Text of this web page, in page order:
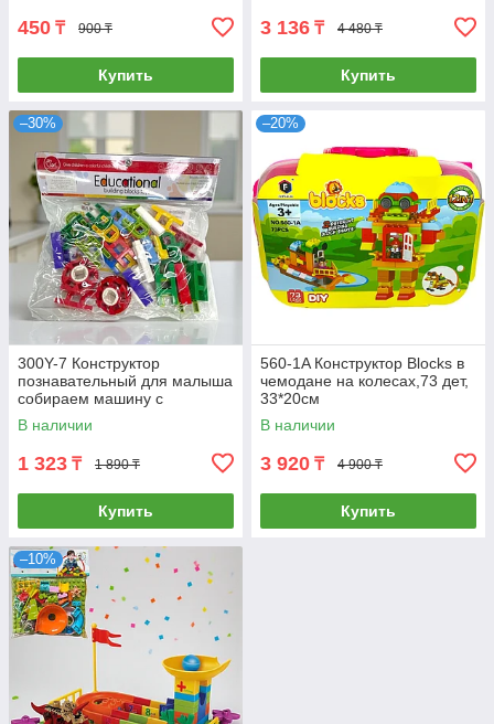
450 ₸ 900 ₸
Купить
3 136 ₸ 4 480 ₸
Купить
–30%
300Y-7 Конструктор
познавательный для малыша
собираем машину с
колесами 30*27см
В наличии
1 323 ₸ 1 890 ₸
Купить
–20%
560-1A Конструктор Blocks в
чемодане на колесах,73 дет,
33*20см
В наличии
3 920 ₸ 4 900 ₸
Купить
–10%